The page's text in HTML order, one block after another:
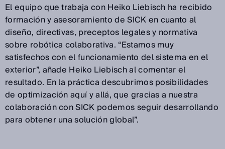
El equipo que trabaja con Heiko Liebisch ha recibido
formación y asesoramiento de SICK en cuanto al
diseño, directivas, preceptos legales y normativa
sobre robótica colaborativa. “Estamos muy
satisfechos con el funcionamiento del sistema en el
exterior”, añade Heiko Liebisch al comentar el
resultado. En la práctica descubrimos posibilidades
de optimización aquí y allá, que gracias a nuestra
colaboración con SICK podemos seguir desarrollando
para obtener una solución global”.